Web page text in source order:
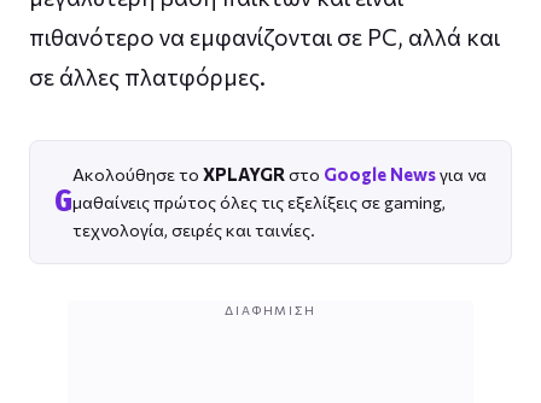
πιθανότερο να εμφανίζονται σε PC, αλλά και
σε άλλες πλατφόρμες.
G
Ακολούθησε το XPLAYGR στο Google Newsγια να
μαθαίνεις πρώτος όλες τις εξελίξεις σε gaming,
τεχνολογία, σειρές και ταινίες.
ΔΙΑΦΉΜΙΣΗ